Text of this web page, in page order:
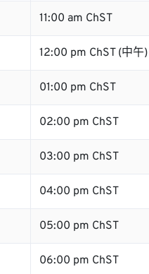
11:00 am ChST
12:00 pm ChST (中午)
01:00 pm ChST
02:00 pm ChST
03:00 pm ChST
04:00 pm ChST
05:00 pm ChST
06:00 pm ChST